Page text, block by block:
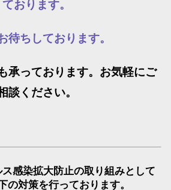
ております。
待ちしております。
承っております。お気軽にご
談ください。
感染拡大防止の取り組みとして
の対策を行っております。